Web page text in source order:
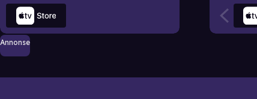
Annonse